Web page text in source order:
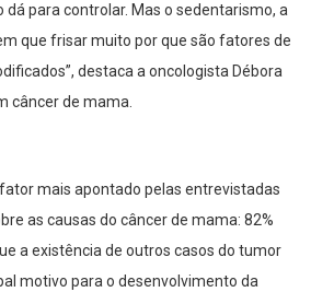
para controlar. Mas o sedentarismo, a
que frisar muito por que são fatores de
destaca a oncologista Débora
câncer de mama.
mais apontado pelas entrevistadas
as causas do câncer de mama: 82%
a existência de outros casos do tumor
motivo para o desenvolvimento da